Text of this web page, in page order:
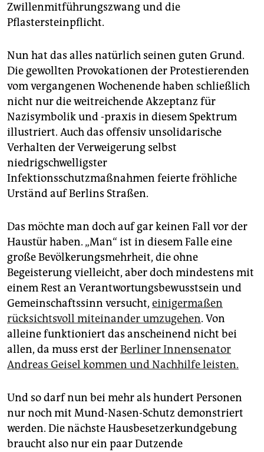
Zwillenmitführungszwang und die
Pflastersteinpflicht.
Nun hat das alles natürlich seinen guten Grund.
Die gewollten Provokationen der Protestierenden
vom vergangenen Wochenende haben schließlich
nicht nur die weitreichende Akzeptanz für
Nazisymbolik und -praxis in diesem Spektrum
illustriert. Auch das offensiv unsolidarische
Verhalten der Verweigerung selbst
niedrigschwelligster
Infektionsschutzmaßnahmen feierte fröhliche
Urständ auf Berlins Straßen.
Das möchte man doch auf gar keinen Fall vor der
Haustür haben. „Man“ ist in diesem Falle eine
große Bevölkerungsmehrheit, die ohne
Begeisterung vielleicht, aber doch mindestens mit
einem Rest an Verantwortungsbewusstsein und
Gemeinschaftssinn versucht, einigermaßen
rücksichtsvoll miteinander umzugehen. Von
alleine funktioniert das anscheinend nicht bei
allen, da muss erst derBerliner Innensenator
Andreas Geisel kommen und Nachhilfe leisten.
Und so darf nun bei mehr als hundert Personen
nur noch mit Mund-Nasen-Schutz demonstriert
werden. Die nächste Hausbesetzerkundgebung
braucht also nur ein paar Dutzende